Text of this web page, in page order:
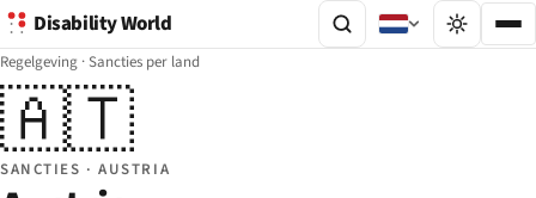
Disability World
Regelgeving ·Sancties per land
🇦🇹
SANCTIES · AUSTRIA